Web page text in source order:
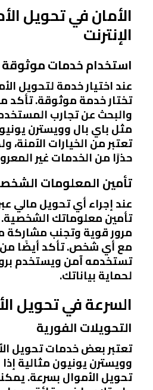
الأمان في تحويل
الإنترنت
استخدام خدمات موثوقة
عند اختيار خدمة لتحويل
تختار خدمة موثوقة. تأكد
والبحث عن تجارب
مثل باي بال وويسترن
تعتبر من الخيارات
حذرًا من الخدمات غير
تأمين المعلومات
عند إجراء أي تحويل مالي
تأمين معلوماتك
مرور قوية وتجنب
مع أي شخص. تأكد أيضًا من
تستخدمه آمن ويستخدم
لحماية بياناتك.
السرعة في تحويل
التحويلات الفورية
تعتبر بعض خدمات تحويل
وويسترن يونيون مثالية
تحويل الأموال بسرعة.